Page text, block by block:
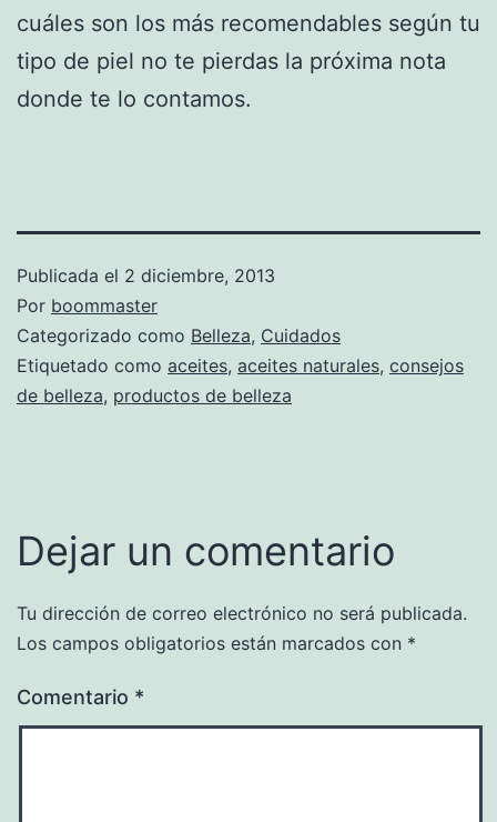
cuáles son los más recomendables según tu
tipo de piel no te pierdas la próxima nota
donde te lo contamos.
Publicada el 2 diciembre, 2013
Por boommaster
Categorizado como Belleza, Cuidados
Etiquetado como aceites, aceites naturales, consejos
de belleza, productos de belleza
Dejar un comentario
Tu dirección de correo electrónico no será publicada.
Los campos obligatorios están marcados con *
Comentario *